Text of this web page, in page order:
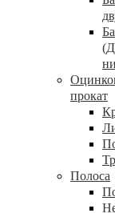
прокат
Полоса